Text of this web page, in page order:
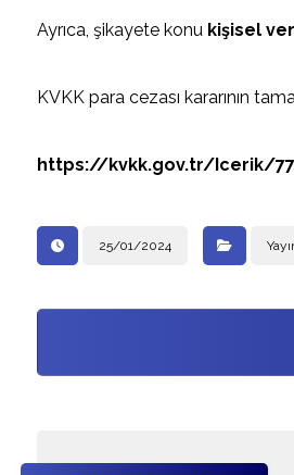
Ayrıca, şikayete konu kişisel
KVKK para cezası kararının
https://kvkk.gov.tr/Icerik/
25/01/2024